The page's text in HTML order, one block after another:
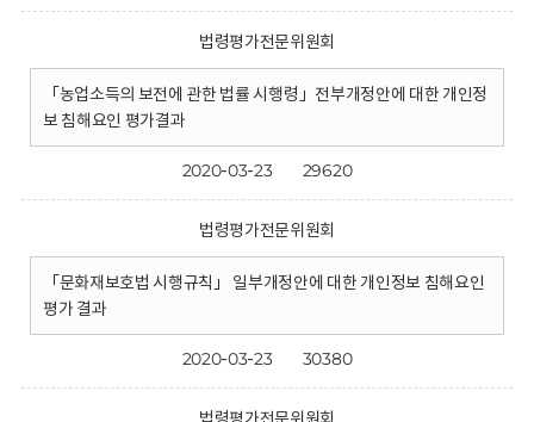
법령평가전문위원회
「농업소득의 보전에 관한 법률 시행령」전부개정안에 대한 개인정
보 침해요인 평가결과
2020-03-23 29620
법령평가전문위원회
「문화재보호법 시행규칙」 일부개정안에 대한 개인정보 침해요인
평가 결과
2020-03-23 30380